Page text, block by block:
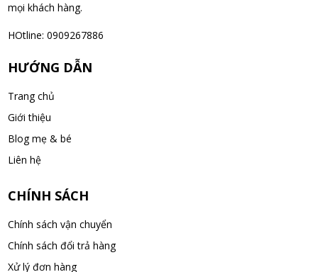
mọi khách hàng.
HOtline: 0909267886
HƯỚNG DẪN
Trang chủ
Giới thiệu
Blog mẹ & bé
Liên hệ
CHÍNH SÁCH
Chính sách vận chuyển
Chính sách đổi trả hàng
Xử lý đơn hàng